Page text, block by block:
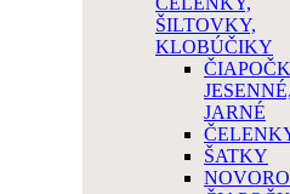
ŠILTOVKY,
KLOBÚČIKY
JESENNÉ,
JARNÉ
ŠATKY